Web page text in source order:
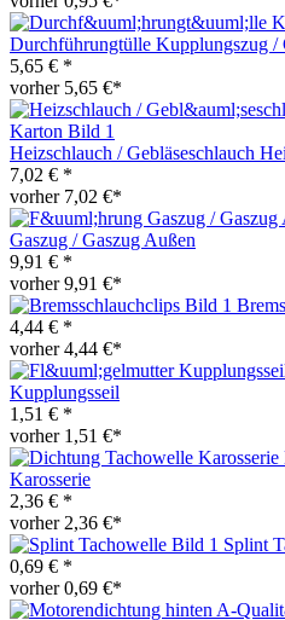
Durchführungtülle Kupplungszug /
5,65 € *
vorher 5,65 €*
Heizschlauch / Gebläseschlauch
7,02 € *
vorher 7,02 €*
Gaszug / Gaszug Außen
9,91 € *
vorher 9,91 €*
4,44 € *
vorher 4,44 €*
Kupplungsseil
1,51 € *
vorher 1,51 €*
Karosserie
2,36 € *
vorher 2,36 €*
Splint
0,69 € *
vorher 0,69 €*